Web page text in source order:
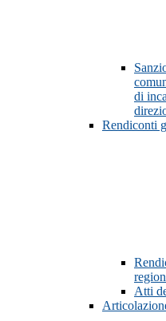
di
Rendiconti
Atti